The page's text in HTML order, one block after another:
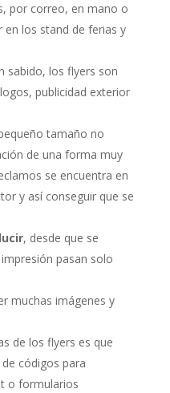
por correo, en mano o
los stand de ferias y
sabido, los flyers son
publicidad exterior
tamaño no
de una forma muy
se encuentra en
y así conseguir que se
, desde que se
pasan solo
muchas imágenes y
de los flyers es que
códigos para
o formularios